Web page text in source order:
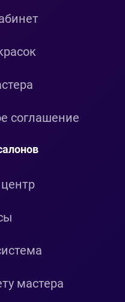
соглашение
мастера